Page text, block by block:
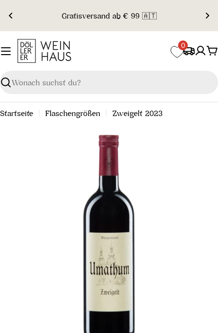
Inhalt
springen
Gratisversand ab € 99 🇦🇹
Suchen
0
Startseite Flaschengrößen Zweigelt 2023